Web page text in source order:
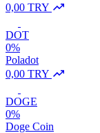
0,00 TRY
DOT
0%
Poladot
0,00 TRY
DOGE
0%
Doge Coin